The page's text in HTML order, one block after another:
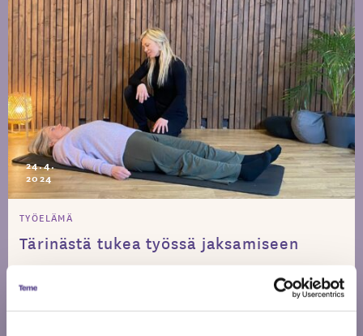
24.4.
2024
TYÖELÄMÄ
Tärinästä tukea työssä jaksamiseen